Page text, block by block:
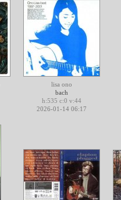
lisa ono
bach
h:535 c:0 v:44
2026-01-14 06:17